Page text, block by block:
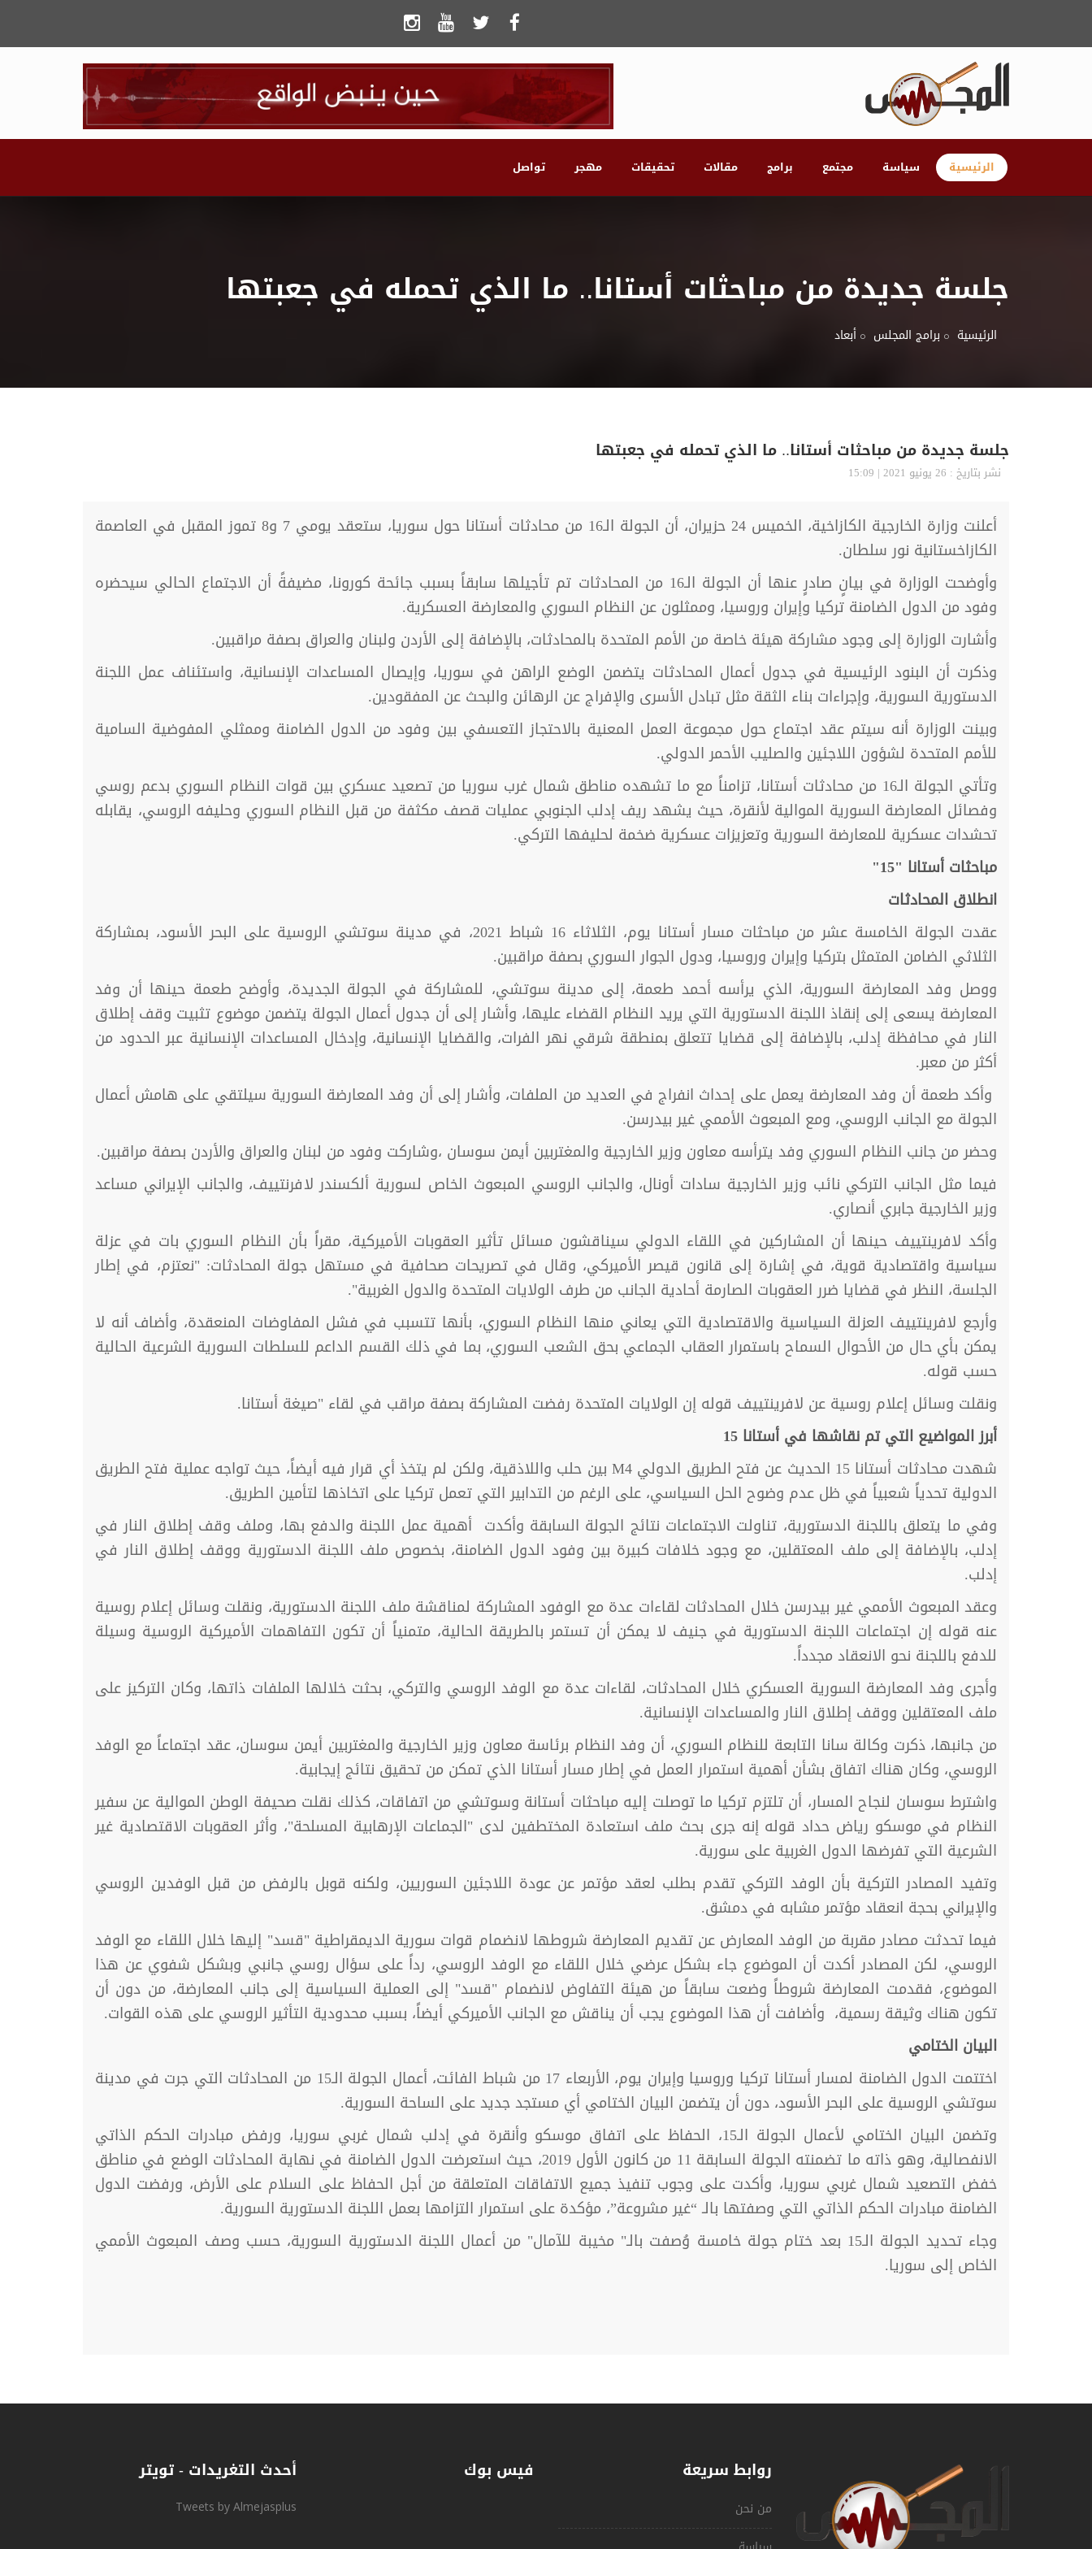
الرئيسية سياسة مجتمع برامج مقالات تحقيقات مهجر تواصل
جلسة جديدة من مباحثات أستانا.. ما الذي تحمله في جعبتها
الرئيسية برامج المجلس أبعاد
جلسة جديدة من مباحثات أستانا.. ما الذي تحمله في جعبتها
نشر بتاريخ : 26 يونيو 2021 | 15:09
أعلنت وزارة الخارجية الكازاخية، الخميس 24 حزيران، أن الجولة الـ16 من محادثات أستانا حول سوريا، ستعقد يومي 7 و8 تموز المقبل في العاصمة
الكازاخستانية نور سلطان.
وأوضحت الوزارة في بيانٍ صادرٍ عنها أن الجولة الـ16 من المحادثات تم تأجيلها سابقاً بسبب جائحة كورونا، مضيفةً أن الاجتماع الحالي سيحضره
وفود من الدول الضامنة تركيا وإيران وروسيا، وممثلون عن النظام السوري والمعارضة العسكرية.
وأشارت الوزارة إلى وجود مشاركة هيئة خاصة من الأمم المتحدة بالمحادثات، بالإضافة إلى الأردن ولبنان والعراق بصفة مراقبين.
وذكرت أن البنود الرئيسية في جدول أعمال المحادثات يتضمن الوضع الراهن في سوريا، وإيصال المساعدات الإنسانية، واستئناف عمل اللجنة
الدستورية السورية، وإجراءات بناء الثقة مثل تبادل الأسرى والإفراج عن الرهائن والبحث عن المفقودين.
وبينت الوزارة أنه سيتم عقد اجتماع حول مجموعة العمل المعنية بالاحتجاز التعسفي بين وفود من الدول الضامنة وممثلي المفوضية السامية
للأمم المتحدة لشؤون اللاجئين والصليب الأحمر الدولي.
وتأتي الجولة الـ16 من محادثات أستانا، تزامناً مع ما تشهده مناطق شمال غرب سوريا من تصعيد عسكري بين قوات النظام السوري بدعم روسي
وفصائل المعارضة السورية الموالية لأنقرة، حيث يشهد ريف إدلب الجنوبي عمليات قصف مكثفة من قبل النظام السوري وحليفه الروسي، يقابله
تحشدات عسكرية للمعارضة السورية وتعزيزات عسكرية ضخمة لحليفها التركي.
مباحثات أستانا "15"
انطلاق المحادثات
عقدت الجولة الخامسة عشر من مباحثات مسار أستانا يوم، الثلاثاء 16 شباط 2021، في مدينة سوتشي الروسية على البحر الأسود، بمشاركة
الثلاثي الضامن المتمثل بتركيا وإيران وروسيا، ودول الجوار السوري بصفة مراقبين.
ووصل وفد المعارضة السورية، الذي يرأسه أحمد طعمة، إلى مدينة سوتشي، للمشاركة في الجولة الجديدة، وأوضح طعمة حينها أن وفد
المعارضة يسعى إلى إنقاذ اللجنة الدستورية التي يريد النظام القضاء عليها، وأشار إلى أن جدول أعمال الجولة يتضمن موضوع تثبيت وقف إطلاق
النار في محافظة إدلب، بالإضافة إلى قضايا تتعلق بمنطقة شرقي نهر الفرات، والقضايا الإنسانية، وإدخال المساعدات الإنسانية عبر الحدود من
أكثر من معبر.
وأكد طعمة أن وفد المعارضة يعمل على إحداث انفراج في العديد من الملفات، وأشار إلى أن وفد المعارضة السورية سيلتقي على هامش أعمال
الجولة مع الجانب الروسي، ومع المبعوث الأممي غير بيدرسن.
وحضر من جانب النظام السوري وفد يترأسه معاون وزير الخارجية والمغتربين أيمن سوسان ،وشاركت وفود من لبنان والعراق والأردن بصفة مراقبين.
فيما مثل الجانب التركي نائب وزير الخارجية سادات أونال، والجانب الروسي المبعوث الخاص لسورية ألكسندر لافرنتييف، والجانب الإيراني مساعد
وزير الخارجية جابري أنصاري.
وأكد لافرينتييف حينها أن المشاركين في اللقاء الدولي سيناقشون مسائل تأثير العقوبات الأميركية، مقراً بأن النظام السوري بات في عزلة
سياسية واقتصادية قوية، في إشارة إلى قانون قيصر الأميركي، وقال في تصريحات صحافية في مستهل جولة المحادثات: "نعتزم، في إطار
الجلسة، النظر في قضايا ضرر العقوبات الصارمة أحادية الجانب من طرف الولايات المتحدة والدول الغربية".
وأرجع لافرينتييف العزلة السياسية والاقتصادية التي يعاني منها النظام السوري، بأنها تتسبب في فشل المفاوضات المنعقدة، وأضاف أنه لا
يمكن بأي حال من الأحوال السماح باستمرار العقاب الجماعي بحق الشعب السوري، بما في ذلك القسم الداعم للسلطات السورية الشرعية الحالية
حسب قوله.
ونقلت وسائل إعلام روسية عن لافرينتييف قوله إن الولايات المتحدة رفضت المشاركة بصفة مراقب في لقاء "صيغة أستانا.
أبرز المواضيع التي تم نقاشها في أستانا 15
شهدت محادثات أستانا 15 الحديث عن فتح الطريق الدولي M4 بين حلب واللاذقية، ولكن لم يتخذ أي قرار فيه أيضاً، حيث تواجه عملية فتح الطريق
الدولية تحدياً شعبياً في ظل عدم وضوح الحل السياسي، على الرغم من التدابير التي تعمل تركيا على اتخاذها لتأمين الطريق.
وفي ما يتعلق باللجنة الدستورية، تناولت الاجتماعات نتائج الجولة السابقة وأكدت أهمية عمل اللجنة والدفع بها، وملف وقف إطلاق النار في
إدلب، بالإضافة إلى ملف المعتقلين، مع وجود خلافات كبيرة بين وفود الدول الضامنة، بخصوص ملف اللجنة الدستورية ووقف إطلاق النار في
إدلب.
وعقد المبعوث الأممي غير بيدرسن خلال المحادثات لقاءات عدة مع الوفود المشاركة لمناقشة ملف اللجنة الدستورية، ونقلت وسائل إعلام روسية
عنه قوله إن اجتماعات اللجنة الدستورية في جنيف لا يمكن أن تستمر بالطريقة الحالية، متمنياً أن تكون التفاهمات الأميركية الروسية وسيلة
للدفع باللجنة نحو الانعقاد مجدداً.
وأجرى وفد المعارضة السورية العسكري خلال المحادثات، لقاءات عدة مع الوفد الروسي والتركي، بحثت خلالها الملفات ذاتها، وكان التركيز على
ملف المعتقلين ووقف إطلاق النار والمساعدات الإنسانية.
من جانبها، ذكرت وكالة سانا التابعة للنظام السوري، أن وفد النظام برئاسة معاون وزير الخارجية والمغتربين أيمن سوسان، عقد اجتماعاً مع الوفد
الروسي، وكان هناك اتفاق بشأن أهمية استمرار العمل في إطار مسار أستانا الذي تمكن من تحقيق نتائج إيجابية.
واشترط سوسان لنجاح المسار، أن تلتزم تركيا ما توصلت إليه مباحثات أستانة وسوتشي من اتفاقات، كذلك نقلت صحيفة الوطن الموالية عن سفير
النظام في موسكو رياض حداد قوله إنه جرى بحث ملف استعادة المختطفين لدى "الجماعات الإرهابية المسلحة"، وأثر العقوبات الاقتصادية غير
الشرعية التي تفرضها الدول الغربية على سورية.
وتفيد المصادر التركية بأن الوفد التركي تقدم بطلب لعقد مؤتمر عن عودة اللاجئين السوريين، ولكنه قوبل بالرفض من قبل الوفدين الروسي
والإيراني بحجة انعقاد مؤتمر مشابه في دمشق.
فيما تحدثت مصادر مقربة من الوفد المعارض عن تقديم المعارضة شروطها لانضمام قوات سورية الديمقراطية "قسد" إليها خلال اللقاء مع الوفد
الروسي، لكن المصادر أكدت أن الموضوع جاء بشكل عرضي خلال اللقاء مع الوفد الروسي، رداً على سؤال روسي جانبي وبشكل شفوي عن هذا
الموضوع، فقدمت المعارضة شروطاً وضعت سابقاً من هيئة التفاوض لانضمام "قسد" إلى العملية السياسية إلى جانب المعارضة، من دون أن
تكون هناك وثيقة رسمية، وأضافت أن هذا الموضوع يجب أن يناقش مع الجانب الأميركي أيضاً، بسبب محدودية التأثير الروسي على هذه القوات.
البيان الختامي
اختتمت الدول الضامنة لمسار أستانا تركيا وروسيا وإيران يوم، الأربعاء 17 من شباط الفائت، أعمال الجولة الـ15 من المحادثات التي جرت في مدينة
سوتشي الروسية على البحر الأسود، دون أن يتضمن البيان الختامي أي مستجد جديد على الساحة السورية.
وتضمن البيان الختامي لأعمال الجولة الـ15، الحفاظ على اتفاق موسكو وأنقرة في إدلب شمال غربي سوريا، ورفض مبادرات الحكم الذاتي
الانفصالية، وهو ذاته ما تضمنته الجولة السابقة 11 من كانون الأول 2019، حيث استعرضت الدول الضامنة في نهاية المحادثات الوضع في مناطق
خفض التصعيد شمال غربي سوريا، وأكدت على وجوب تنفيذ جميع الاتفاقات المتعلقة من أجل الحفاظ على السلام على الأرض، ورفضت الدول
الضامنة مبادرات الحكم الذاتي التي وصفتها بالـ “غير مشروعة”، مؤكدة على استمرار التزامها بعمل اللجنة الدستورية السورية.
وجاء تحديد الجولة الـ15 بعد ختام جولة خامسة وُصفت بالـ" مخيبة للآمال" من أعمال اللجنة الدستورية السورية، حسب وصف المبعوث الأممي
الخاص إلى سوريا.
روابط سريعة
من نحن
فيس بوك أحدث التغريدات - تويتر
Tweets by Almejasplus